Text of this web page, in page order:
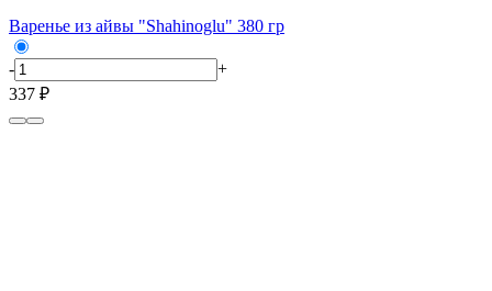
Варенье из айвы "Shahinoglu" 380 гр
-
+
337 ₽